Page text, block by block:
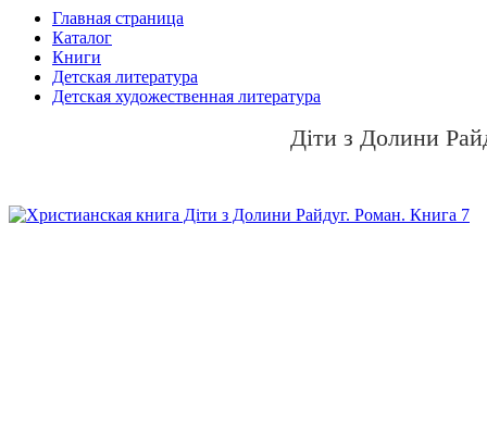
Главная страница
Каталог
Книги
Детская литература
Детская художественная литература
Діти з Долини